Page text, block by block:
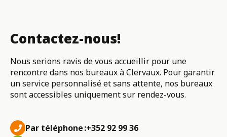
Contactez-nous!
Nous serions ravis de vous accueillir pour une
rencontre dans nos bureaux à Clervaux. Pour garantir
un service personnalisé et sans attente, nos bureaux
sont accessibles uniquement sur rendez-vous.
Par téléphone :+352 92 99 36